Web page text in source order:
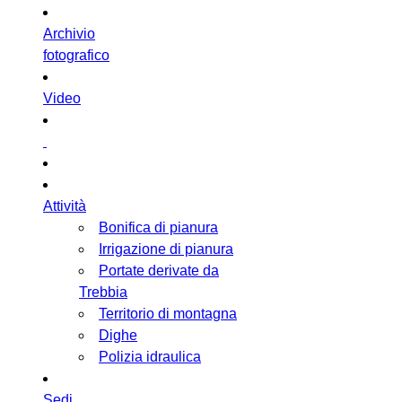
Archivio
fotografico
Video
Attività
Bonifica di pianura
Irrigazione di pianura
Portate derivate da
Trebbia
Territorio di montagna
Dighe
Polizia idraulica